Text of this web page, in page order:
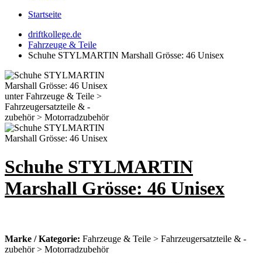
Startseite
driftkollege.de
Fahrzeuge & Teile
Schuhe STYLMARTIN Marshall Grösse: 46 Unisex
Schuhe STYLMARTIN
Marshall Grösse: 46 Unisex
Marke / Kategorie: Fahrzeuge & Teile > Fahrzeugersatzteile & -
zubehör > Motorradzubehör